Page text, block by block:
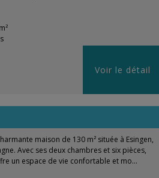
Voir le détail
maison de 130 m² située à Esingen,
Avec ses deux chambres et six pièces,
un espace de vie confortable et mo...